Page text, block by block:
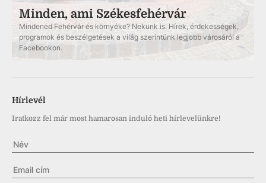
Minden, ami Székesfehérvár
Mindened Fehérvár és környéke? Nekünk is. Hírek, érdekességek,
programok és beszélgetések a világ szerintünk legjobb városáról a
Facebookon.
Hírlevél
Iratkozz fel már most hamarosan induló heti hírlevelünkre!